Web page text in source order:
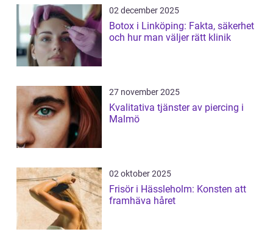
02 december 2025
Botox i Linköping: Fakta, säkerhet
och hur man väljer rätt klinik
27 november 2025
Kvalitativa tjänster av piercing i
Malmö
02 oktober 2025
Frisör i Hässleholm: Konsten att
framhäva håret